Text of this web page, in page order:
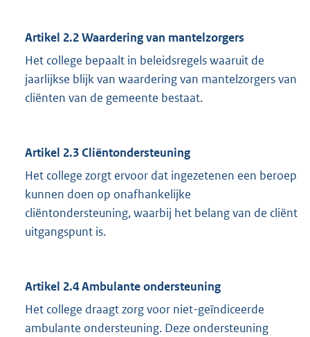
Artikel 2.2 Waardering van mantelzorgers
Het college bepaalt in beleidsregels waaruit de
jaarlijkse blijk van waardering van mantelzorgers van
cliënten van de gemeente bestaat.
Artikel 2.3 Cliëntondersteuning
Het college zorgt ervoor dat ingezetenen een beroep
kunnen doen op onafhankelijke
cliëntondersteuning, waarbij het belang van de cliënt
uitgangspunt is.
Artikel 2.4 Ambulante ondersteuning
Het college draagt zorg voor niet-geïndiceerde
ambulante ondersteuning. Deze ondersteuning